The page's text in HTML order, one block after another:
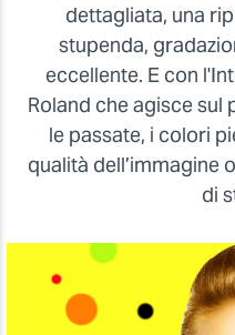
dettagliata, una
stupenda,
eccellente. E con
Roland che agisce
le passate, i colori
qualità dell’immagine
di